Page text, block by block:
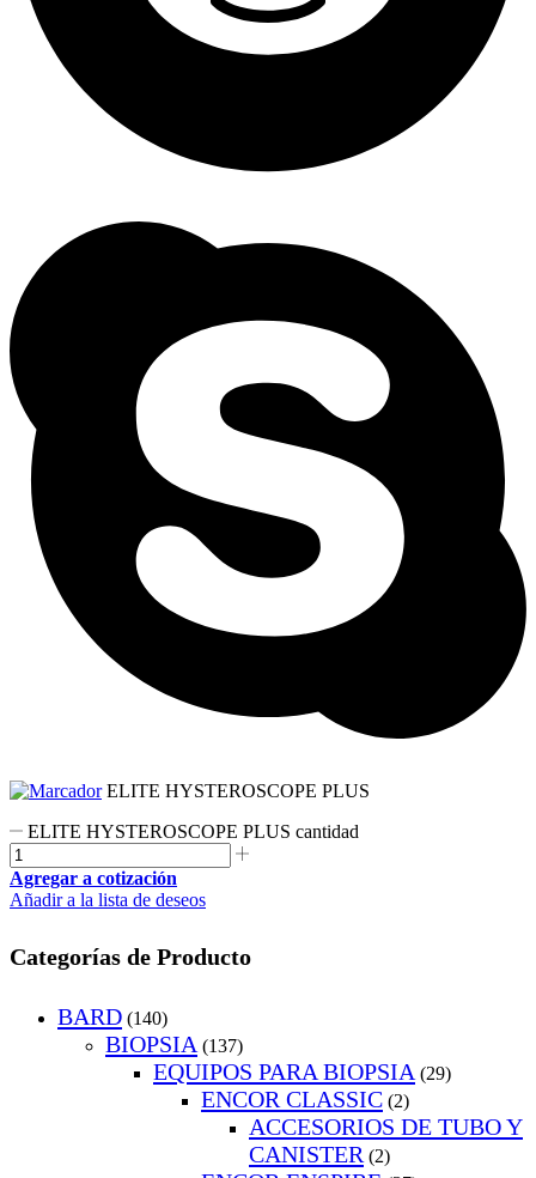
ELITE HYSTEROSCOPE PLUS
ELITE HYSTEROSCOPE PLUS cantidad
Agregar a cotización
Añadir a la lista de deseos
Categorías de Producto
BARD (140)
BIOPSIA (137)
EQUIPOS PARA BIOPSIA (29)
ENCOR CLASSIC (2)
ACCESORIOS DE TUBO Y
CANISTER (2)